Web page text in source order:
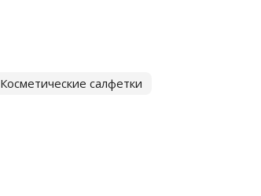
Косметические салфетки